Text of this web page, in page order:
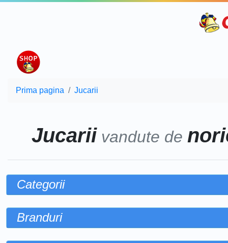
Prima pagina Jucarii
Jucariivandute de
Categorii
Branduri